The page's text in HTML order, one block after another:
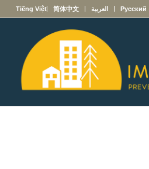
Русский العربية 简体中文
Tiếng Việt